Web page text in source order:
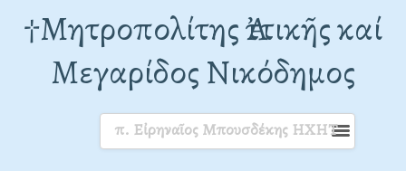
†Mητροπολίτης Ἀττικῆς καί
Μεγαρίδος Νικόδημος
π. Εἰρηναῖος Μπουσδέκης ΗΧΗΤ